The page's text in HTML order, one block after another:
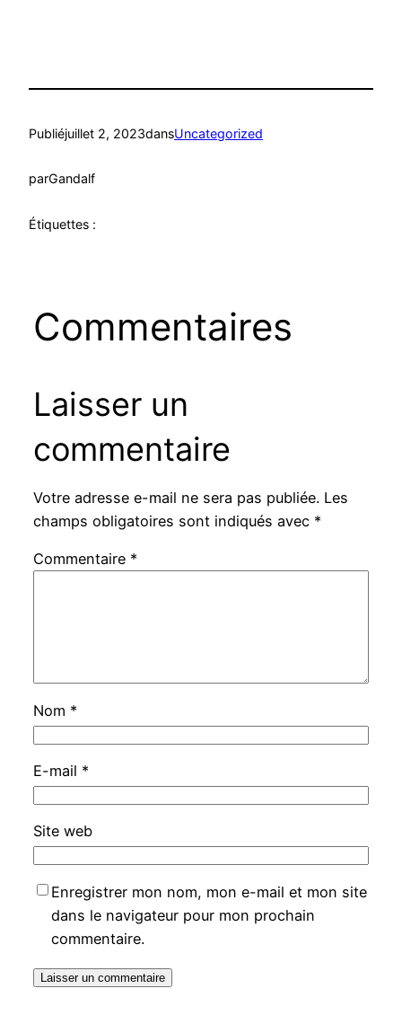
Publiéjuillet 2, 2023dansUncategorized
parGandalf
Étiquettes :
Commentaires
Laisser un
commentaire
Votre adresse e-mail ne sera pas publiée. Les
champs obligatoires sont indiqués avec *
Commentaire *
Nom *
E-mail *
Site web
Enregistrer mon nom, mon e-mail et mon site
dans le navigateur pour mon prochain
commentaire.